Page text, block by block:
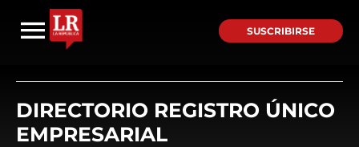
SUSCRIBIRSE
DIRECTORIO REGISTRO ÚNICO
EMPRESARIAL